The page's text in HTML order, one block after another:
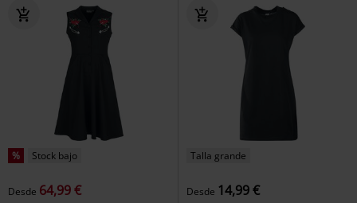
% Stock bajo
Desde 64,99 €
Talla grande
Desde 14,99 €